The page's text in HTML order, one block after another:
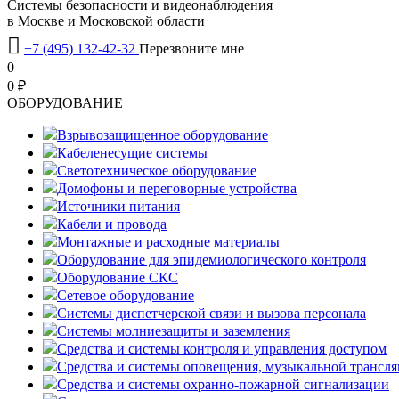
Системы безопасности и видеонаблюдения
в Москве и Московской области
 +7 (495) 132-42-32 Перезвоните мне
0
0 ₽
OБОРУДОВАНИЕ
Взрывозащищенное оборудование
Кабеленесущие системы
Светотехническое оборудование
Домофоны и переговорные устройства
Источники питания
Кабели и провода
Монтажные и расходные материалы
Оборудование для эпидемиологического контроля
Оборудование СКС
Сетевое оборудование
Системы диспетчерской связи и вызова персонала
Системы молниезащиты и заземления
Средства и системы контроля и управления доступом
Средства и системы оповещения, музыкальной
Средства и системы охранно-пожарной сигнализации